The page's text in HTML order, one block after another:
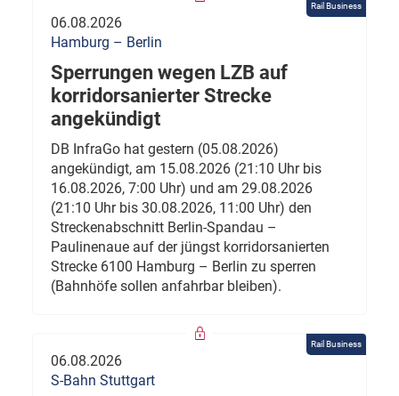
Rail Business
06.08.2026
Hamburg – Berlin
Sperrungen wegen LZB auf
korridorsanierter Strecke
angekündigt
DB InfraGo hat gestern (05.08.2026)
angekündigt, am 15.08.2026 (21:10 Uhr bis
16.08.2026, 7:00 Uhr) und am 29.08.2026
(21:10 Uhr bis 30.08.2026, 11:00 Uhr) den
Streckenabschnitt Berlin-Spandau –
Paulinenaue auf der jüngst korridorsanierten
Strecke 6100 Hamburg – Berlin zu sperren
(Bahnhöfe sollen anfahrbar bleiben).
Rail Business
06.08.2026
S-Bahn Stuttgart